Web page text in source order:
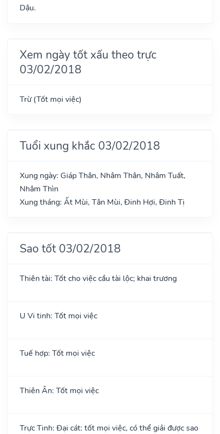
Dậu.
Xem ngày tốt xấu theo trực
03/02/2018
Trừ (Tốt mọi việc)
Tuổi xung khắc 03/02/2018
Xung ngày: Giáp Thân, Nhâm Thân, Nhâm Tuất,
Nhâm Thìn
Xung tháng: Ất Mùi, Tân Mùi, Đinh Hợi, Đinh Tị
Sao tốt 03/02/2018
Thiên tài: Tốt cho việc cầu tài lộc; khai trương
U Vi tinh: Tốt mọi việc
Tuế hợp: Tốt mọi việc
Thiên Ân: Tốt mọi việc
Trực Tinh: Đại cát: tốt mọi việc, có thể giải được sao